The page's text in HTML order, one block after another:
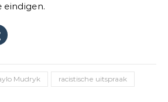
eindigen.
Mudryk
racistische uitspraak